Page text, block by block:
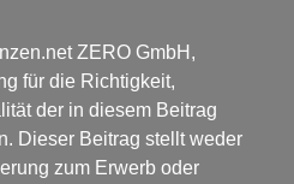
ZERO GmbH,
für die Richtigkeit,
der in diesem Beitrag
Dieser Beitrag stellt weder
zum Erwerb oder